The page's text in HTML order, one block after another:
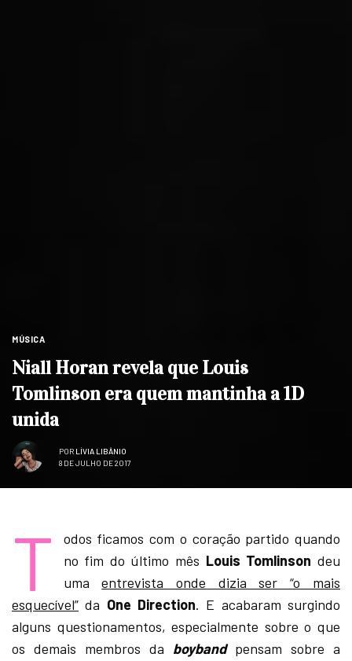
MÚSICA
Niall Horan revela que Louis
Tomlinson era quem mantinha a 1D
unida
POR LÍVIA LIBÂNIO
8 DE JULHO DE 2017
T
odos ficamos com o coração partido quando
no fim do último mês Louis Tomlinson deu
umaentrevista onde dizia ser “o mais
esquecível” da One Direction. E acabaram surgindo
alguns questionamentos, especialmente sobre o que
os demais membros da boyband pensam sobre a